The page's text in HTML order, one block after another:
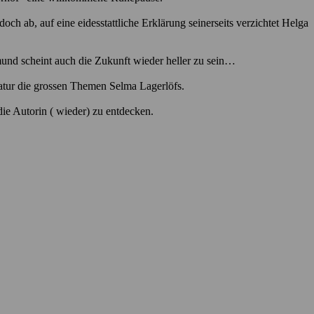
ab, auf eine eidesstattliche Erklärung seinerseits verzichtet Helga
scheint auch die Zukunft wieder heller zu sein…
die grossen Themen Selma Lagerlöfs.
Autorin ( wieder) zu entdecken.